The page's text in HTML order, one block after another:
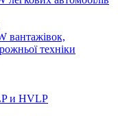
вантажівок,
техніки
и HVLP